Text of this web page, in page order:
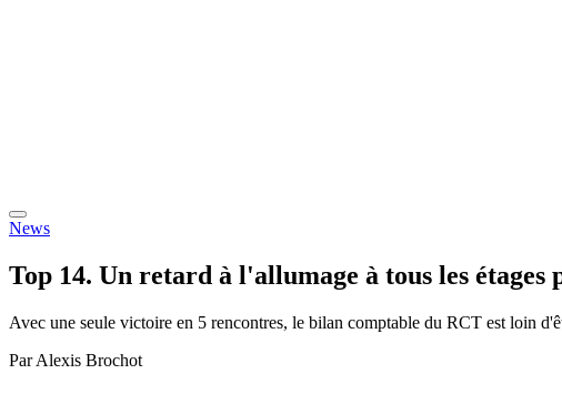
News
Top 14. Un retard à l'allumage à tous les étages
Avec une seule victoire en 5 rencontres, le bilan comptable du RCT est loin
Par Alexis Brochot